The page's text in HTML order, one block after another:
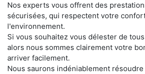
Nos experts vous offrent des
sécurisées, qui respectent votre
l'environnement.
Si vous souhaitez vous délester de
alors nous sommes clairement votre
arriver facilement.
Nous saurons indéniablement